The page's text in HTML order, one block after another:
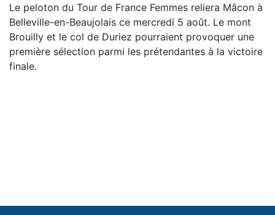
Le peloton du Tour de France Femmes reliera Mâcon à
Belleville-en-Beaujolais ce mercredi 5 août. Le mont
Brouilly et le col de Duriez pourraient provoquer une
première sélection parmi les prétendantes à la victoire
finale.